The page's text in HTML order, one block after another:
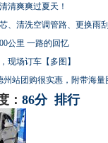
清爽爽过夏天！
、清洗空调管路、更换雨
公里 一路的回忆
现场订车【多图】
州站团购很实惠，附带海量
： 86分 排行